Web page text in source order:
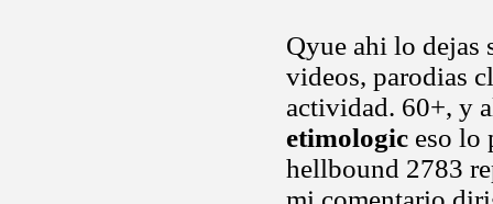
Qyue ahi lo dejas
videos, parodias
actividad. 60+, y
etimologic eso lo
hellbound 2783